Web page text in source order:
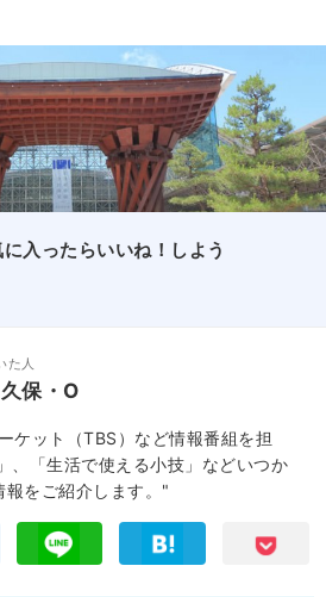
入ったらいいね！しよう
た人
保・O
ケット（TBS）など情報番組を担
、「生活で使える小技」などいつか
をご紹介します。"